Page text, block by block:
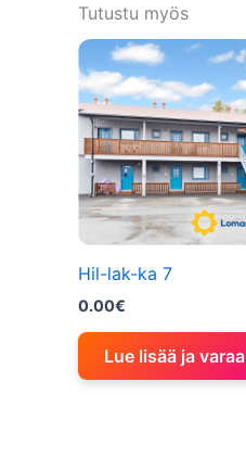
Tutustu myös
Hil-lak-ka 7
0.00€
Lue lisää ja varaa